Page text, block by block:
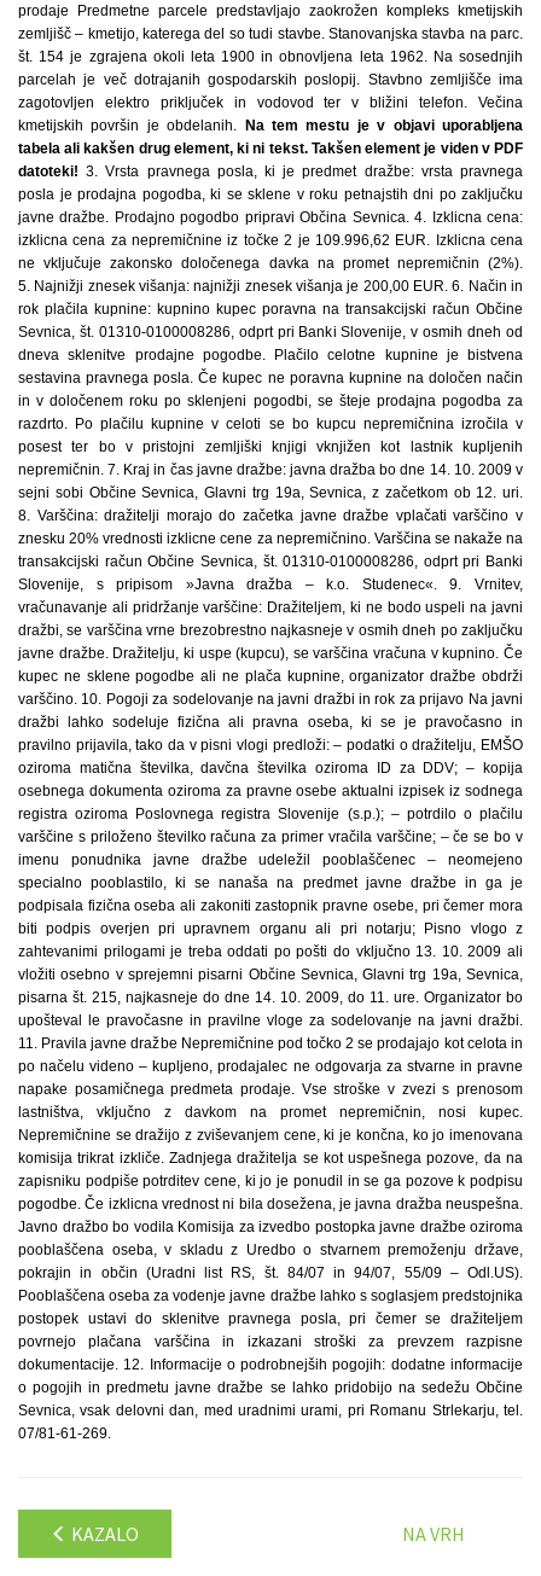
prodaje Predmetne parcele predstavljajo zaokrožen kompleks kmetijskih
zemljišč – kmetijo, katerega del so tudi stavbe. Stanovanjska stavba na parc.
št. 154 je zgrajena okoli leta 1900 in obnovljena leta 1962. Na sosednjih
parcelah je več dotrajanih gospodarskih poslopij. Stavbno zemljišče ima
zagotovljen elektro priključek in vodovod ter v bližini telefon. Večina
kmetijskih površin je obdelanih.
Na tem mestu je v objavi uporabljena
tabela ali kakšen drug element, ki ni tekst. Takšen element je viden v PDF
datoteki! 3. Vrsta pravnega posla, ki je predmet dražbe: vrsta pravnega
posla je prodajna pogodba, ki se sklene v roku petnajstih dni po zaključku
javne dražbe. Prodajno pogodbo pripravi Občina Sevnica. 4. Izklicna cena:
izklicna cena za nepremičnine iz točke 2 je 109.996,62 EUR. Izklicna cena
ne vključuje zakonsko določenega davka na promet nepremičnin (2%).
5. Najnižji znesek višanja: najnižji znesek višanja je 200,00 EUR. 6. Način in
rok plačila kupnine: kupnino kupec poravna na transakcijski račun Občine
Sevnica, št. 01310-0100008286, odprt pri Banki Slovenije, v osmih dneh od
dneva sklenitve prodajne pogodbe. Plačilo celotne kupnine je bistvena
sestavina pravnega posla. Če kupec ne poravna kupnine na določen način
in v določenem roku po sklenjeni pogodbi, se šteje prodajna pogodba za
razdrto. Po plačilu kupnine v celoti se bo kupcu nepremičnina izročila v
posest ter bo v pristojni zemljiški knjigi vknjižen kot lastnik kupljenih
nepremičnin. 7. Kraj in čas javne dražbe: javna dražba bo dne 14. 10. 2009 v
sejni sobi Občine Sevnica, Glavni trg 19a, Sevnica, z začetkom ob 12. uri.
8. Varščina: dražitelji morajo do začetka javne dražbe vplačati varščino v
znesku 20% vrednosti izklicne cene za nepremičnino. Varščina se nakaže na
transakcijski račun Občine Sevnica, št. 01310-0100008286, odprt pri Banki
Slovenije, s pripisom »Javna dražba – k.o. Studenec«. 9. Vrnitev,
vračunavanje ali pridržanje varščine: Dražiteljem, ki ne bodo uspeli na javni
dražbi, se varščina vrne brezobrestno najkasneje v osmih dneh po zaključku
javne dražbe. Dražitelju, ki uspe (kupcu), se varščina vračuna v kupnino. Če
kupec ne sklene pogodbe ali ne plača kupnine, organizator dražbe obdrži
varščino. 10. Pogoji za sodelovanje na javni dražbi in rok za prijavo Na javni
dražbi lahko sodeluje fizična ali pravna oseba, ki se je pravočasno in
pravilno prijavila, tako da v pisni vlogi predloži: – podatki o dražitelju, EMŠO
oziroma matična številka, davčna številka oziroma ID za DDV; – kopija
osebnega dokumenta oziroma za pravne osebe aktualni izpisek iz sodnega
registra oziroma Poslovnega registra Slovenije (s.p.); – potrdilo o plačilu
varščine s priloženo številko računa za primer vračila varščine; – če se bo v
imenu ponudnika javne dražbe udeležil pooblaščenec – neomejeno
specialno pooblastilo, ki se nanaša na predmet javne dražbe in ga je
podpisala fizična oseba ali zakoniti zastopnik pravne osebe, pri čemer mora
biti podpis overjen pri upravnem organu ali pri notarju; Pisno vlogo z
zahtevanimi prilogami je treba oddati po pošti do vključno 13. 10. 2009 ali
vložiti osebno v sprejemni pisarni Občine Sevnica, Glavni trg 19a, Sevnica,
pisarna št. 215, najkasneje do dne 14. 10. 2009, do 11. ure. Organizator bo
upošteval le pravočasne in pravilne vloge za sodelovanje na javni dražbi.
11. Pravila javne dražbe Nepremičnine pod točko 2 se prodajajo kot celota in
po načelu videno – kupljeno, prodajalec ne odgovarja za stvarne in pravne
napake posamičnega predmeta prodaje. Vse stroške v zvezi s prenosom
lastništva, vključno z davkom na promet nepremičnin, nosi kupec.
Nepremičnine se dražijo z zviševanjem cene, ki je končna, ko jo imenovana
komisija trikrat izkliče. Zadnjega dražitelja se kot uspešnega pozove, da na
zapisniku podpiše potrditev cene, ki jo je ponudil in se ga pozove k podpisu
pogodbe. Če izklicna vrednost ni bila dosežena, je javna dražba neuspešna.
Javno dražbo bo vodila Komisija za izvedbo postopka javne dražbe oziroma
pooblaščena oseba, v skladu z Uredbo o stvarnem premoženju države,
pokrajin in občin (Uradni list RS, št. 84/07 in 94/07, 55/09 – Odl.US).
Pooblaščena oseba za vodenje javne dražbe lahko s soglasjem predstojnika
postopek ustavi do sklenitve pravnega posla, pri čemer se dražiteljem
povrnejo plačana varščina in izkazani stroški za prevzem razpisne
dokumentacije. 12. Informacije o podrobnejših pogojih: dodatne informacije
o pogojih in predmetu javne dražbe se lahko pridobijo na sedežu Občine
Sevnica, vsak delovni dan, med uradnimi urami, pri Romanu Strlekarju, tel.
07/81-61-269.
KAZALO NA VRH